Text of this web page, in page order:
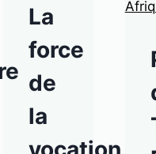
La
force
de
la